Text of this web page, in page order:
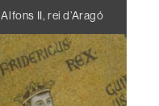
Alfons II, rei d’Aragó